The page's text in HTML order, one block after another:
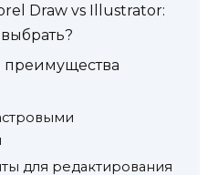
Draw vs Illustrator:
преимущества
для редактирования